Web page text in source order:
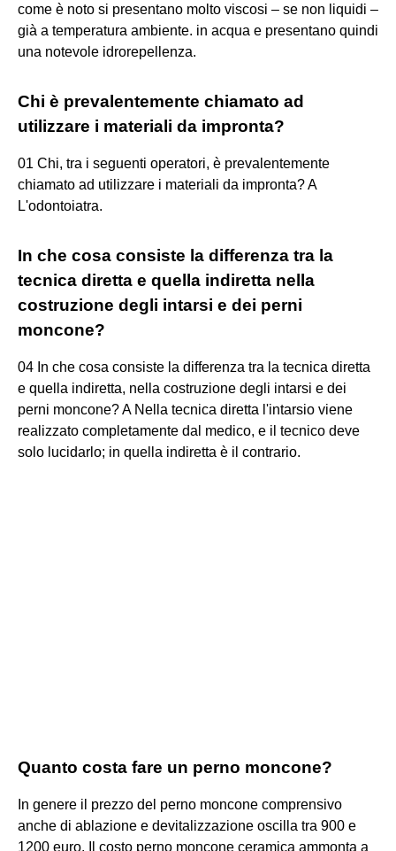
come è noto si presentano molto viscosi – se non liquidi –
già a temperatura ambiente. in acqua e presentano quindi
una notevole idrorepellenza.
Chi è prevalentemente chiamato ad
utilizzare i materiali da impronta?
01 Chi, tra i seguenti operatori, è prevalentemente
chiamato ad utilizzare i materiali da impronta? A
L'odontoiatra.
In che cosa consiste la differenza tra la
tecnica diretta e quella indiretta nella
costruzione degli intarsi e dei perni
moncone?
04 In che cosa consiste la differenza tra la tecnica diretta
e quella indiretta, nella costruzione degli intarsi e dei
perni moncone? A Nella tecnica diretta l'intarsio viene
realizzato completamente dal medico, e il tecnico deve
solo lucidarlo; in quella indiretta è il contrario.
Quanto costa fare un perno moncone?
In genere il prezzo del perno moncone comprensivo
anche di ablazione e devitalizzazione oscilla tra 900 e
1200 euro. Il costo perno moncone ceramica ammonta a